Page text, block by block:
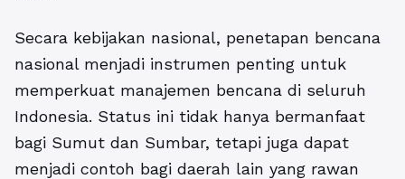
Secara kebijakan nasional, penetapan bencana
nasional menjadi instrumen penting untuk
memperkuat manajemen bencana di seluruh
Indonesia. Status ini tidak hanya bermanfaat
bagi Sumut dan Sumbar, tetapi juga dapat
menjadi contoh bagi daerah lain yang rawan